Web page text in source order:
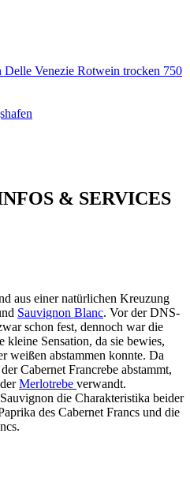
Delle Venezie Rotwein trocken 750
& SERVICES
aus einer natürlichen Kreuzung
Sauvignon Blanc. Vor der DNS-
schon fest, dennoch war die
kleine Sensation, da sie bewies,
weißen abstammen konnte. Da
Cabernet Francrebe abstammt,
Merlotrebe verwandt.
die Charakteristika beider
des Cabernet Francs und die